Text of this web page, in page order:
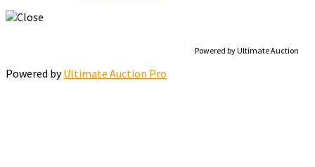
Powered by Ultimate Auction
Powered byUltimate Auction Pro